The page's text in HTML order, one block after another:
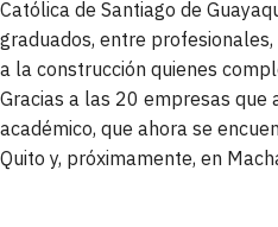
Católica de Santiago de
graduados, entre
a la construcción quienes
Gracias a las 20 empresas que
académico, que ahora se
Quito y, próximamente, en